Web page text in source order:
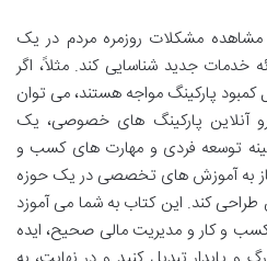
مشاهده مشکلات روزمره مردم در یک
جدید شناسایی کند. مثلاً، اگر
پارکینگ مواجه هستند، می توان
آنلاین پارکینگ های خصوصی، یک
توسعه فردی و مهارت های کسب و
به آموزش های تخصصی در یک حوزه
طراحی کند. این کتاب به شما می آموزد
کسب و کار و مدیریت مالی صحیح، ایده